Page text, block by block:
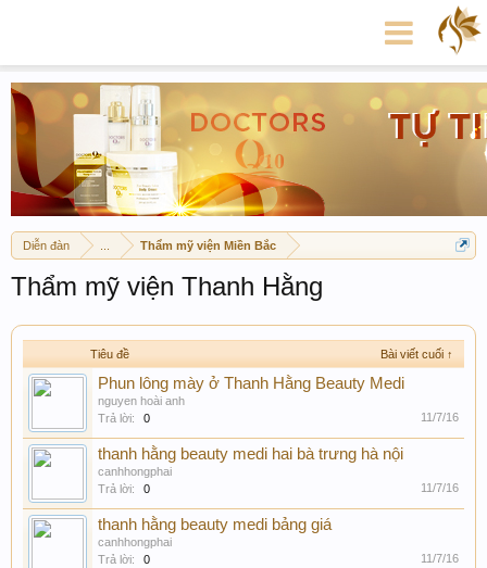
Diễn đàn Thẩm mỹ viện Miền Bắc
Thẩm mỹ viện Thanh Hằng
Tiêu đề Bài viết cuối ↑
Phun lông mày ở Thanh Hằng Beauty Medi
nguyen hoài anh
Trả lời:
0 11/7/16
thanh hằng beauty medi hai bà trưng hà nội
canhhongphai
Trả lời:
0 11/7/16
thanh hằng beauty medi bảng giá
canhhongphai
Trả lời:
0 11/7/16